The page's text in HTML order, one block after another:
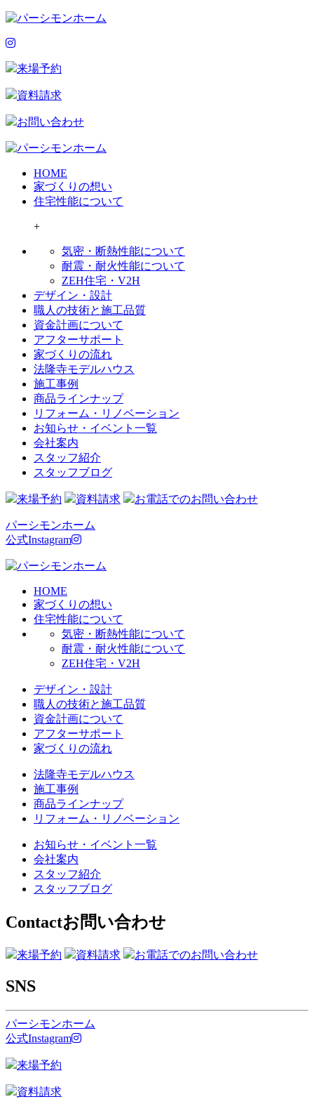
来場予約
資料請求
お問い合わせ
HOME
家づくりの想い
住宅性能について
+
気密・断熱性能について
耐震・耐火性能について
ZEH住宅・V2H
デザイン・設計
職人の技術と施工品質
資金計画について
アフターサポート
家づくりの流れ
法隆寺モデルハウス
施工事例
商品ラインナップ
リフォーム・リノベーション
お知らせ・イベント一覧
会社案内
スタッフ紹介
スタッフブログ
来場予約 資料請求 お電話でのお問い合わせ
パーシモンホーム
公式Instagram
HOME
家づくりの想い
住宅性能について
気密・断熱性能について
耐震・耐火性能について
ZEH住宅・V2H
デザイン・設計
職人の技術と施工品質
資金計画について
アフターサポート
家づくりの流れ
法隆寺モデルハウス
施工事例
商品ラインナップ
リフォーム・リノベーション
お知らせ・イベント一覧
会社案内
スタッフ紹介
スタッフブログ
Contactお問い合わせ
来場予約 資料請求 お電話でのお問い合わせ
SNS
パーシモンホーム
公式Instagram
来場予約
資料請求